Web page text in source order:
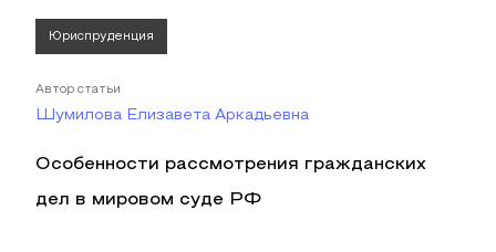
Юриспруденция
Автор статьи
Шумилова Елизавета Аркадьевна
Особенности рассмотрения гражданских
дел в мировом суде РФ